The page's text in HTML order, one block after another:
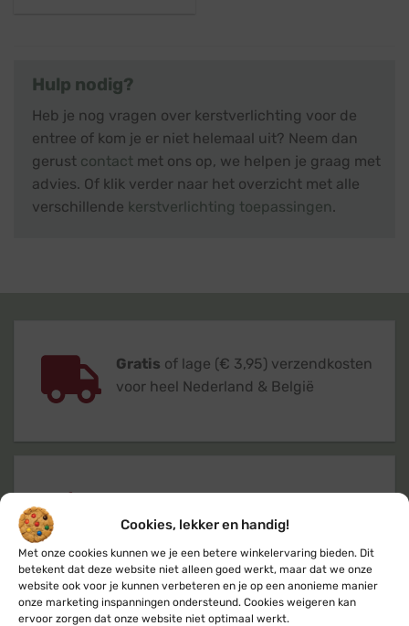
Cookies, lekker en handig!
Met onze cookies kunnen we je een betere winkelervaring bieden. Dit
betekent dat deze website niet alleen goed werkt, maar dat we onze
website ook voor je kunnen verbeteren en je op een anonieme manier
onze marketing inspanningen ondersteund. Cookies weigeren kan
ervoor zorgen dat onze website niet optimaal werkt.
Hulp nodig?
Heb je nog vragen over kerstverlichting voor de
entree of kom je er niet helemaal uit? Neem dan
gerust contact met ons op, we helpen je graag met
advies. Of klik verder naar het overzicht met alle
verschillende kerstverlichting toepassingen.
Gratis of lage (€ 3,95) verzendkosten
voor heel Nederland & België
Verzendingbinnen 24 uurop
werkdagen (maandag t/m vrijdag)